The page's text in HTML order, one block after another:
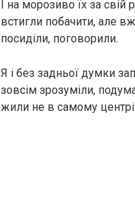
І на морозиво їх за свій
встигли побачити, але
посиділи, поговорили.
Я і без задньої думки
зовсім зрозуміли,
жили не в самому центрі.